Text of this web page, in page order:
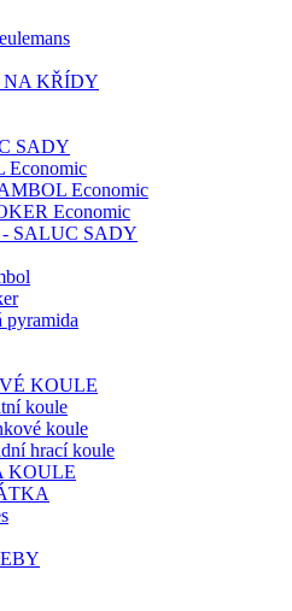
NA KŘÍDY
SADY
Economic
Economic
Economic
SALUC SADY
pyramida
KOULE
koule
koule
hrací koule
KOULE